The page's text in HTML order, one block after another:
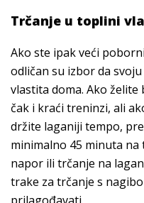
Trčanje u toplini
Ako ste ipak veći
odličan su izbor da
vlastita doma. Ako
čak i kraći treninzi, ali
držite laganiji tempo,
minimalno 45 minuta na
napor ili trčanje na
trake za trčanje s
prilagođavati.